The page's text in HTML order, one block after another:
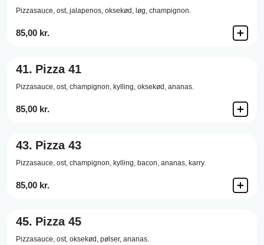
Pizzasauce, ost, jalapenos, oksekød, løg, champignon.
85,00 kr.
41. Pizza 41
Pizzasauce, ost, champignon, kylling, oksekød, ananas.
85,00 kr.
43. Pizza 43
Pizzasauce, ost, champignon, kylling, bacon, ananas, karry.
85,00 kr.
45. Pizza 45
Pizzasauce, ost, oksekød, pølser, ananas.